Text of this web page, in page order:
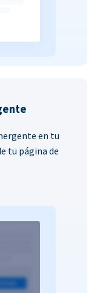
en tu
tu página de